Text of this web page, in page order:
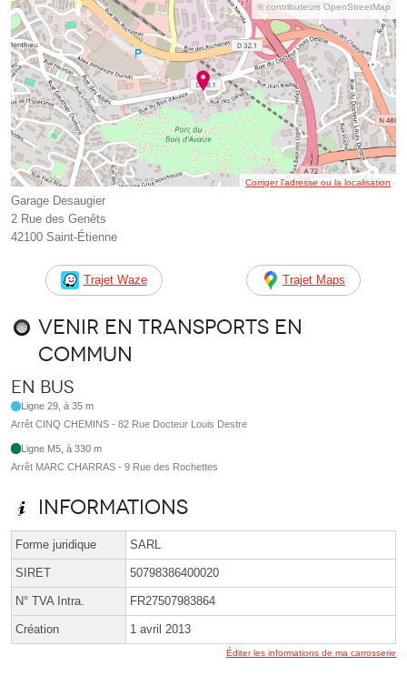
© contributeurs OpenStreetMap
Corriger l’adresse ou la localisation
Garage Desaugier
2 Rue des Genêts
42100 Saint-Étienne
Trajet Waze Trajet Maps
Venir en transports en
commun
En bus
Ligne 29, à 35 m
Arrêt CINQ CHEMINS - 82 Rue Docteur Louis Destre
Ligne M5, à 330 m
Arrêt MARC CHARRAS - 9 Rue des Rochettes
Informations
Forme juridique SARL
SIRET 50798386400020
N° TVA Intra. FR27507983864
Création 1 avril 2013
Éditer les informations de ma carrosserie